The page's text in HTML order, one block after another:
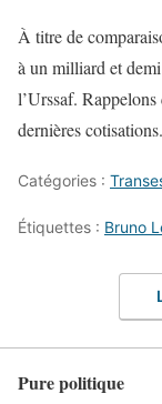
À titre de
à un milliard et
l’Urssaf.
dernières cotisations.
Catégories :
Étiquettes : Bruno
Pure politique